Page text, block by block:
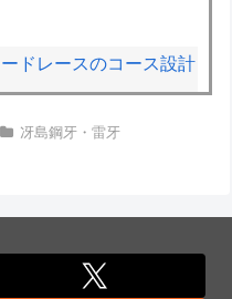
ドレースのコース設計
り止めるパトカーが怖
は逮捕されるべきだ」
冴島鋼牙・雷牙